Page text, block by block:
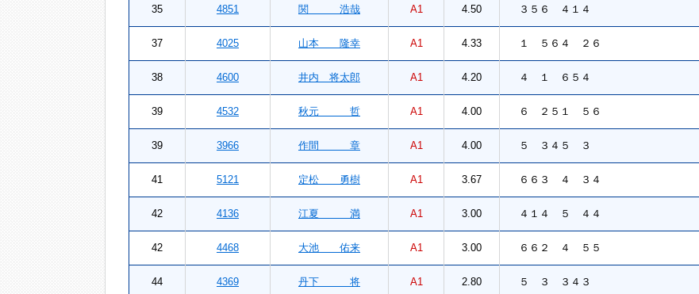
35 4851 関 浩哉 A1 4.50 ３５６ ４１４
37 4025 山本 隆幸 A1 4.33 １ ５６４ ２６
38 4600 井内 将太郎 A1 4.20 ４ １ ６５４
39 4532 秋元 哲 A1 4.00 ６ ２５１ ５６
39 3966 作間 章 A1 4.00 ５ ３４５ ３
41 5121 定松 勇樹 A1 3.67 ６６３ ４ ３４
42 4136 江夏 満 A1 3.00 ４１４ ５ ４４
42 4468 大池 佑来 A1 3.00 ６６２ ４ ５５
44 4369 丹下 将 A1 2.80 ５ ３ ３４３